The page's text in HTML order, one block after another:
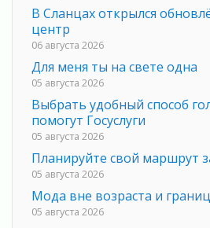
В Сланцах открылся
центр
06 августа 2026
Для меня ты на свете одна
05 августа 2026
Выбрать удобный способ
помогут Госуслуги
05 августа 2026
Планируйте свой маршрут
05 августа 2026
Мода вне возраста и границ
05 августа 2026